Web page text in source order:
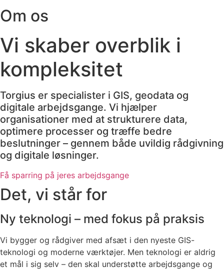
Om os
Vi skaber overblik i
kompleksitet
Torgius er specialister i GIS, geodata og
digitale arbejdsgange. Vi hjælper
organisationer med at strukturere data,
optimere processer og træffe bedre
beslutninger – gennem både uvildig rådgivning
og digitale løsninger.
Få sparring på jeres arbejdsgange
Det, vi står for
Ny teknologi – med fokus på praksis
Vi bygger og rådgiver med afsæt i den nyeste GIS-
teknologi og moderne værktøjer. Men teknologi er aldrig
et mål i sig selv – den skal understøtte arbejdsgange og